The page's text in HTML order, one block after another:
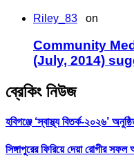
Riley_83 on
Community
(July, 2014)
ব্রেকিং নিউজ
হবিগঞ্জে ‘স্বাস্থ্য বিতর্ক-২০২৬’
সিঙ্গাপুরের ফিরিয়ে দেয়া রোগীর সফল